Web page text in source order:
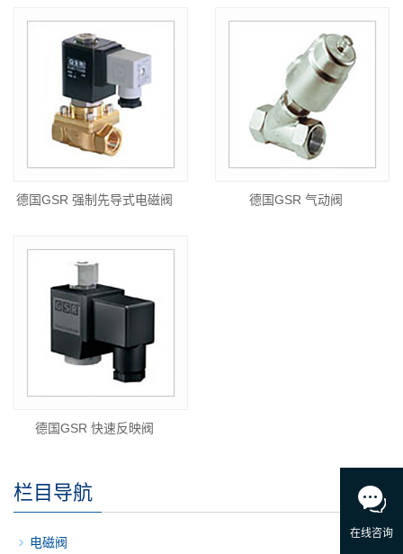
德国GSR 强制先导式电磁阀 德国GSR 气动阀
德国GSR 快速反映阀
栏目导航
电磁阀 -